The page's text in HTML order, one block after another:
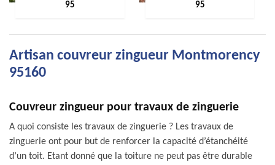
95
95
Artisan couvreur zingueur Montmorency
95160
Couvreur zingueur pour travaux de zinguerie
A quoi consiste les travaux de zinguerie ? Les travaux de
zinguerie ont pour but de renforcer la capacité d’étanchéité
d’un toit. Etant donné que la toiture ne peut pas être durable